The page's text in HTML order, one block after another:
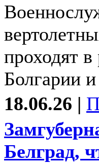
проходят
Болгарии
18.06.26 |
Белград,